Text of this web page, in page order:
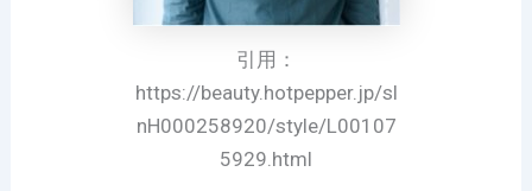
引用：
https://beauty.hotpepper.jp/sl
nH000258920/style/L00107
5929.html